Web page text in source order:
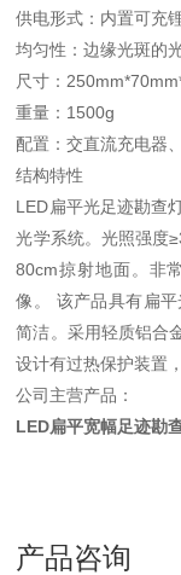
供电形式：内置可充
均匀性：边缘光斑的
尺寸：
重量：1500g
配置：交直流充电器
结构特性
LED扁平光足迹勘查
光学系统。光照强度
80cm掠射地面。非
像。 该产品具有扁平
简洁。采用轻质铝合
设计有过热保护装置
公司主营产品：
LED扁平宽幅足迹勘
产品咨询